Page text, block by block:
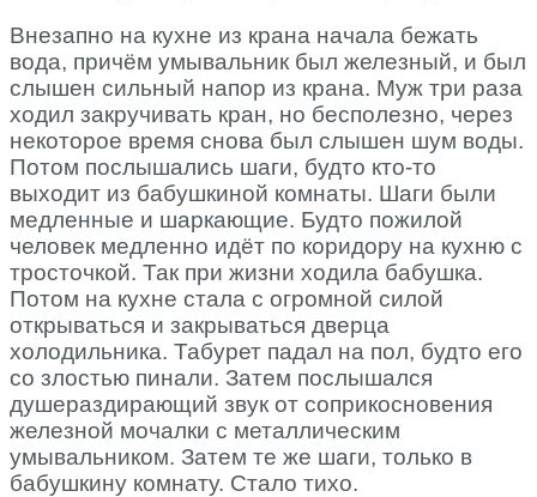
Внезапно на кухне из крана начала бежать
вода, причём умывальник был железный, и был
слышен сильный напор из крана. Муж три раза
ходил закручивать кран, но бесполезно, через
некоторое время снова был слышен шум воды.
Потом послышались шаги, будто кто-то
выходит из бабушкиной комнаты. Шаги были
медленные и шаркающие. Будто пожилой
человек медленно идёт по коридору на кухню с
тросточкой. Так при жизни ходила бабушка.
Потом на кухне стала с огромной силой
открываться и закрываться дверца
холодильника. Табурет падал на пол, будто его
со злостью пинали. Затем послышался
душераздирающий звук от соприкосновения
железной мочалки с металлическим
умывальником. Затем те же шаги, только в
бабушкину комнату. Стало тихо.